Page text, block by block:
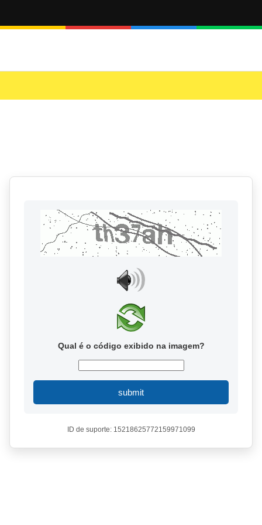
Qual é o código exibido na imagem?
submit
ID de suporte: 15218625772159971099